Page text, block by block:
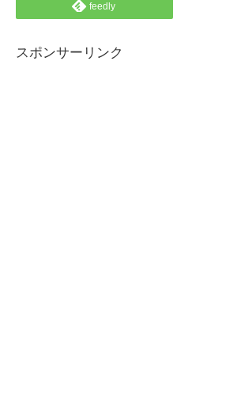
feedly
スポンサーリンク